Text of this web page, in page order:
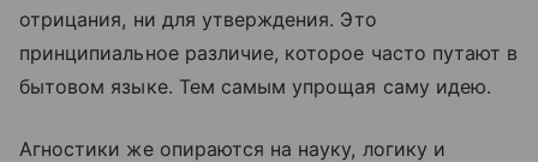
отрицания, ни для утверждения. Это
принципиальное различие, которое часто путают в
бытовом языке. Тем самым упрощая саму идею.
Агностики же опираются на науку, логику и